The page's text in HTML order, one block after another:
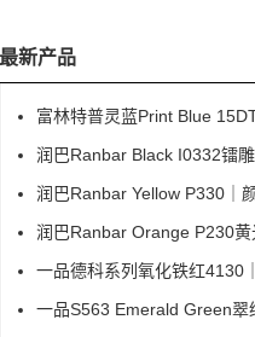
最新产品
富林特普灵蓝Print Blue
润巴Ranbar Black I0332镭
润巴Ranbar Yellow P330｜
润巴Ranbar Orange P230黄
一品德科系列氧化铁红4130
一品S563 Emerald Green